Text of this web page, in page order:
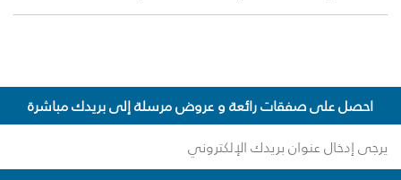
احصل على صفقات رائعة و عروض مرسلة إلى بريدك مباشرة